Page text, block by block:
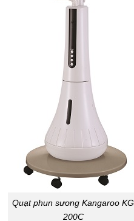
Quạt phun sương Kangaroo KG
200C